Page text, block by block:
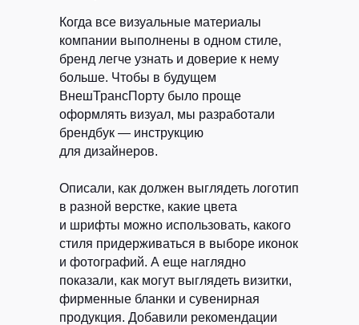
Когда все визуальные материалы
компании выполнены в одном стиле,
бренд легче узнать и доверие к нему
больше. Чтобы в будущем
ВнешТрансПорту было проще
оформлять визуал, мы разработали
брендбук — инструкцию
для дизайнеров.
Описали, как должен выглядеть логотип
в разной верстке, какие цвета
и шрифты можно использовать, какого
стиля придерживаться в выборе иконок
и фотографий. А еще наглядно
показали, как могут выглядеть визитки,
фирменные бланки и сувенирная
продукция. Добавили рекомендации
на обработку моих данных
в соответствиис политикой
конфиденциальности
Хочу получать рассылку с советами,
статьями про контент-маркетинг и новостями
ОТПРАВИТЬ